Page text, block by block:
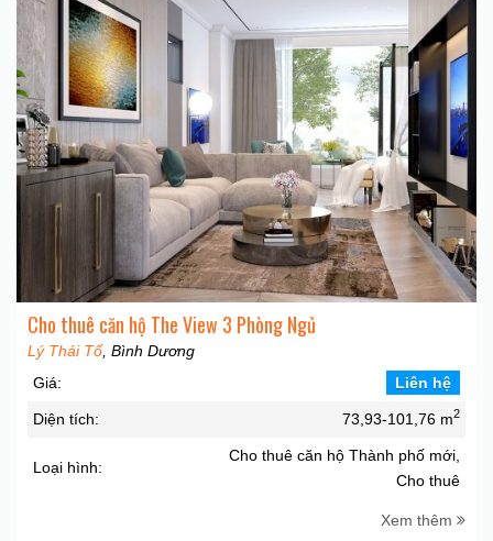
Cho thuê căn hộ The View 3 Phòng Ngủ
Lý Thái Tổ, Bình Dương
Giá:
Liên hệ
Diện tích: 73,93-101,76 m2
Loại hình:
Cho thuê căn hộ Thành phố mới,
Cho thuê
Xem thêm